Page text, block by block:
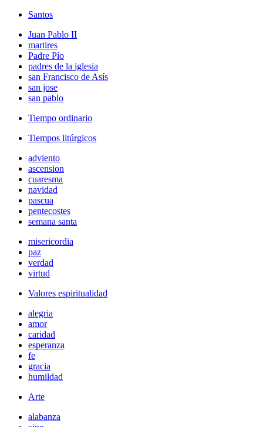
Santos
Juan Pablo II
martires
Padre Pío
padres de la iglesia
san Francisco de Asís
san jose
san pablo
Tiempo ordinario
Tiempos litúrgicos
adviento
ascension
cuaresma
navidad
pascua
pentecostes
semana santa
misericordia
paz
verdad
virtud
Valores espiritualidad
alegria
amor
caridad
esperanza
fe
gracia
humildad
Arte
alabanza